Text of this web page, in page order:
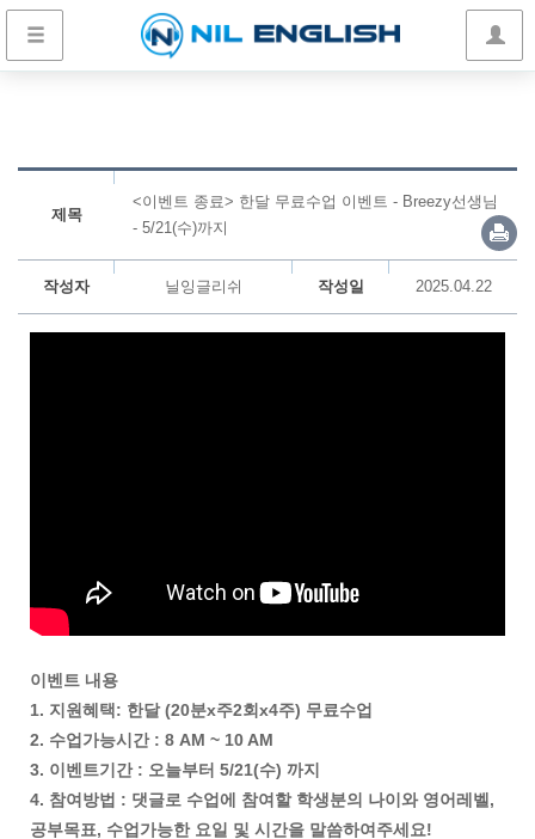
제목
<이벤트 종료> 한달 무료수업 이벤트 - Breezy선생님
- 5/21(수)까지
작성자 닐잉글리쉬 작성일 2025.04.22
이벤트 내용
1. 지원혜택: 한달 (20분x주2회x4주) 무료수업
2. 수업가능시간 : 8 AM ~ 10 AM
3. 이벤트기간 : 오늘부터 5/21(수) 까지
4. 참여방법 : 댓글로 수업에 참여할 학생분의 나이와 영어레벨,
공부목표, 수업가능한 요일 및 시간을 말씀하여주세요!